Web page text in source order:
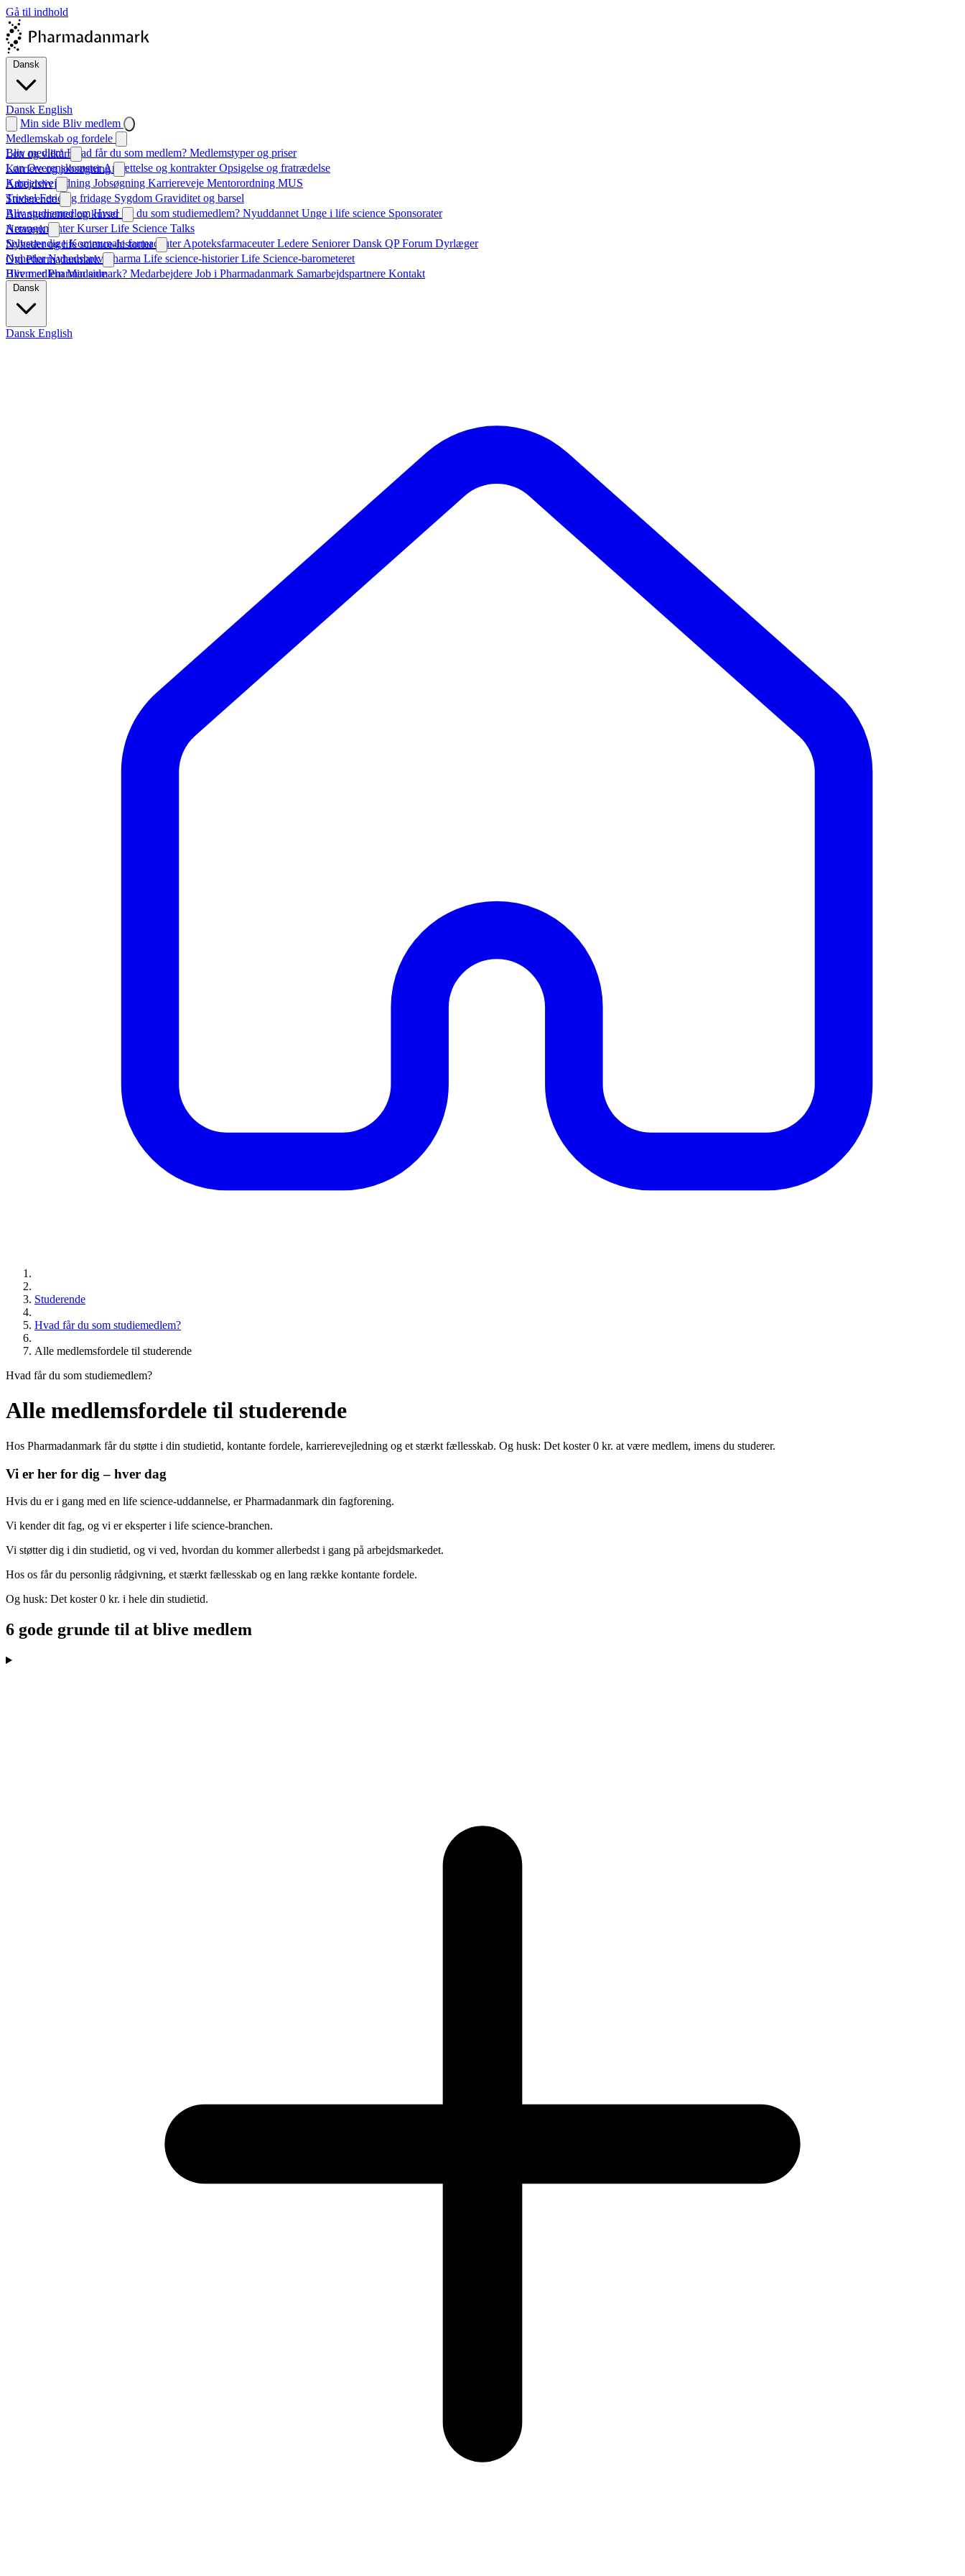
Gå til indhold
Dansk
Dansk English
Min side Bliv medlem
Medlemskab og fordele
Bliv medlemHvad får du som medlem? Medlemstyper og priser
Løn og vilkår
LønOverenskomsterAnsættelse og kontrakterOpsigelse og fratrædelse
Karriere og jobsøgning
Karrierevejledning Jobsøgning Karriereveje Mentorordning MUS
Arbejdsliv
TrivselFerie og fridage Sygdom Graviditet og barsel
Studerende
Bliv studiemedlemHvad får du som studiemedlem? Nyuddannet Unge i life science Sponsorater
Arrangementer og kurser
ArrangementerKurserLife Science Talks
Netværk
SelvstændigeKommunale farmaceuterApoteksfarmaceuterLedere SeniorerDansk QP Forum Dyrlæger
Nyheder og life science-historier
NyhederNyhedsbrev Pharma Life science-historierLife Science-barometeret
Om Pharmadanmark
Hvem er Pharmadanmark? Medarbejdere Job i Pharmadanmark Samarbejdspartnere Kontakt
Bliv medlemMin side
Dansk
Dansk English
Studerende
Hvad får du som studiemedlem?
Alle medlemsfordele til studerende
Hvad får du som studiemedlem?
Alle medlemsfordele til studerende
Hos Pharmadanmark får du støtte i din studietid, kontante fordele, karrierevejledning og et stærkt fællesskab. Og husk: Det koster 0 kr. at være medlem, imens du studerer.
Vi er her for dig – hver dag
Hvis du er i gang med en life science-uddannelse, er Pharmadanmark din fagforening.
Vi kender dit fag, og vi er eksperter i life science-branchen.
Vi støtter dig i din studietid, og vi ved, hvordan du kommer allerbedst i gang på arbejdsmarkedet.
Hos os får du personlig rådgivning, et stærkt fællesskab og en lang række kontante fordele.
Og husk: Det koster 0 kr. i hele din studietid.
6 gode grunde til at blive medlem